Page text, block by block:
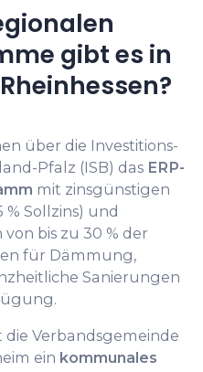
gibt es in
über die Investitions-
Pfalz (ISB) das ERP-
mit zinsgünstigen
% Sollzins) und
bis zu 30 % der
für Dämmung,
Sanierungen
Verbandsgemeinde
ein kommunales